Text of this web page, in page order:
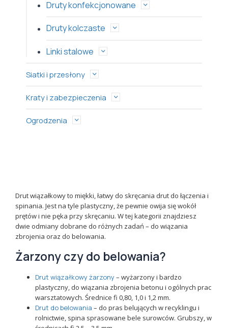
Druty konfekcjonowane
Druty kolczaste
Linki stalowe
Siatki i przesłony
Kraty i zabezpieczenia
Ogrodzenia
Drut wiązałkowy to miękki, łatwy do skręcania drut do łączenia i
spinania. Jest na tyle plastyczny, że pewnie owija się wokół
prętów i nie pęka przy skręcaniu. W tej kategorii znajdziesz
dwie odmiany dobrane do różnych zadań – do wiązania
zbrojenia oraz do belowania.
Żarzony czy do belowania?
Drut wiązałkowy żarzony– wyżarzony i bardzo
plastyczny, do wiązania zbrojenia betonu i ogólnych prac
warsztatowych. Średnice fi 0,80, 1,0 i 1,2 mm.
Drut do belowania – do pras belujących w recyklingu i
rolnictwie, spina sprasowane bele surowców. Grubszy, w